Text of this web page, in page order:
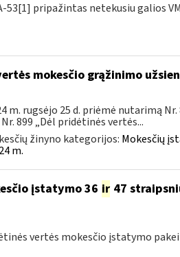
53[1] pripažintas netekusiu galios
mokesčio grąžinimo
rugsėjo 25 d. priėmė nutarimą Nr.
899 „Dėl pridėtinės vertės...
žinyno kategorijos: Mokesčių
m.
įstatymo 36 ir47
vertės mokesčio įstatymo